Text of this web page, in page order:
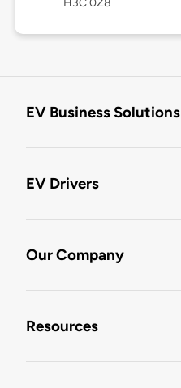
H3C 0Z8
EV Business Solutions
EV Drivers
Our Company
Resources